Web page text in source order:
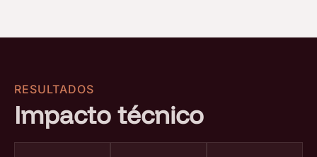
RESULTADOS
Impacto técnico